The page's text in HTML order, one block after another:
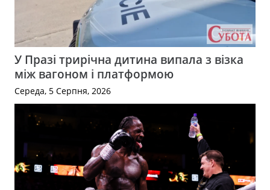
У Празі трирічна дитина випала з візка
між вагоном і платформою
Середа, 5 Серпня, 2026